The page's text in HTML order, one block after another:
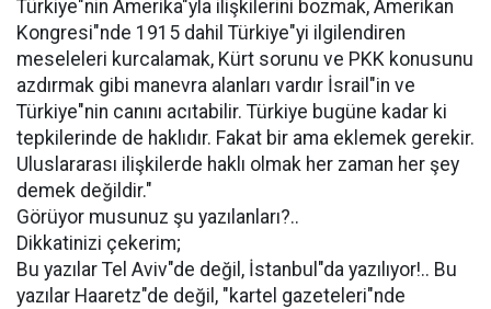
Türkiye"nin Amerika"yla ilişkilerini bozmak, Amerikan
Kongresi"nde 1915 dahil Türkiye"yi ilgilendiren
meseleleri kurcalamak, Kürt sorunu ve PKK konusunu
azdırmak gibi manevra alanları vardır İsrail"in ve
Türkiye"nin canını acıtabilir. Türkiye bugüne kadar ki
tepkilerinde de haklıdır. Fakat bir ama eklemek gerekir.
Uluslararası ilişkilerde haklı olmak her zaman her şey
demek değildir."
Görüyor musunuz şu yazılanları?..
Dikkatinizi çekerim;
Bu yazılar Tel Aviv"de değil, İstanbul"da yazılıyor!.. Bu
yazılar Haaretz"de değil, "kartel gazeteleri"nde